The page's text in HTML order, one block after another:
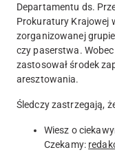
Departamentu ds.
Prokuratury Krajowej
zorganizowanej
czy paserstwa.
zastosował środek
aresztowania.
Śledczy zastrzegają,
Wiesz o
Czekamy: